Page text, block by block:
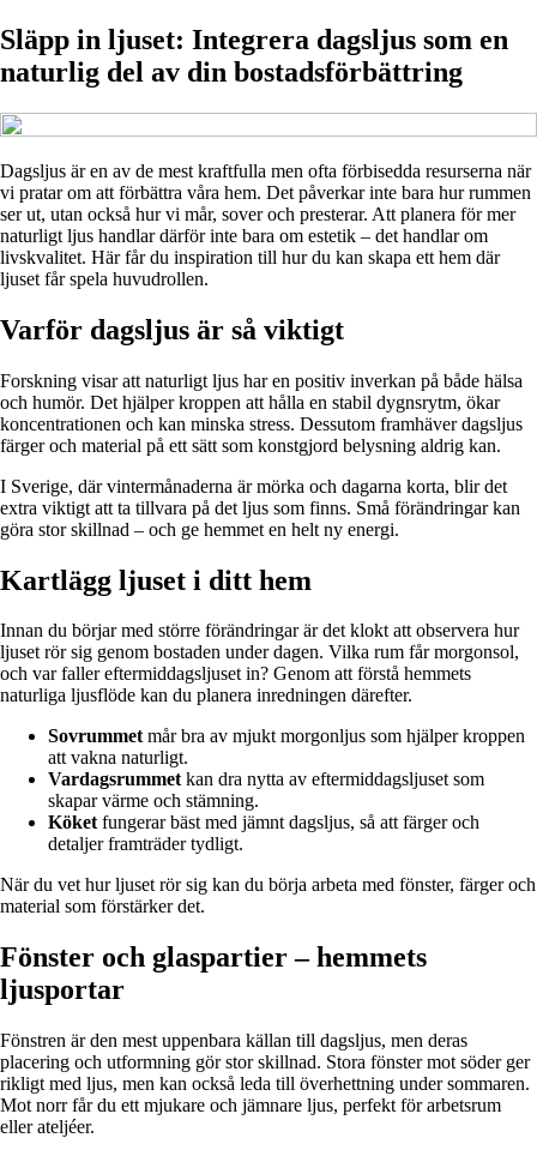
Släpp in ljuset: Integrera dagsljus som en
naturlig del av din bostadsförbättring
Dagsljus är en av de mest kraftfulla men ofta förbisedda resurserna när
vi pratar om att förbättra våra hem. Det påverkar inte bara hur rummen
ser ut, utan också hur vi mår, sover och presterar. Att planera för mer
naturligt ljus handlar därför inte bara om estetik – det handlar om
livskvalitet. Här får du inspiration till hur du kan skapa ett hem där
ljuset får spela huvudrollen.
Varför dagsljus är så viktigt
Forskning visar att naturligt ljus har en positiv inverkan på både hälsa
och humör. Det hjälper kroppen att hålla en stabil dygnsrytm, ökar
koncentrationen och kan minska stress. Dessutom framhäver dagsljus
färger och material på ett sätt som konstgjord belysning aldrig kan.
I Sverige, där vintermånaderna är mörka och dagarna korta, blir det
extra viktigt att ta tillvara på det ljus som finns. Små förändringar kan
göra stor skillnad – och ge hemmet en helt ny energi.
Kartlägg ljuset i ditt hem
Innan du börjar med större förändringar är det klokt att observera hur
ljuset rör sig genom bostaden under dagen. Vilka rum får morgonsol,
och var faller eftermiddagsljuset in? Genom att förstå hemmets
naturliga ljusflöde kan du planera inredningen därefter.
Sovrummetmår bra av mjukt morgonljus som hjälper kroppen
att vakna naturligt.
Vardagsrummetkan dra nytta av eftermiddagsljuset som
skapar värme och stämning.
Köketfungerar bäst med jämnt dagsljus, så att färger och
detaljer framträder tydligt.
När du vet hur ljuset rör sig kan du börja arbeta med fönster, färger och
material som förstärker det.
Fönster och glaspartier – hemmets
ljusportar
Fönstren är den mest uppenbara källan till dagsljus, men deras
placering och utformning gör stor skillnad. Stora fönster mot söder ger
rikligt med ljus, men kan också leda till överhettning under sommaren.
Mot norr får du ett mjukare och jämnare ljus, perfekt för arbetsrum
eller ateljéer.